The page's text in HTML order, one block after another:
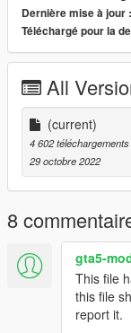
Dernière mise à jour :
Téléchargé pour la
All
(current)
4 602 téléchargements
29 octobre 2022
8
gta5-
This file
this file
report it.